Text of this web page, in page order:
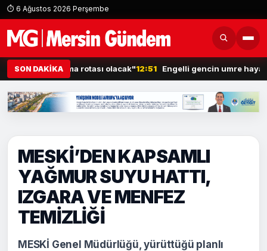
⏱ 6 Ağustos 2026 Perşembe
SON DAKİKA
kalkınma rotası olacak"12:51 Engelli gencin umre hayali
MESKİ’DEN KAPSAMLI
YAĞMUR SUYU HATTI,
IZGARA VE MENFEZ
TEMİZLİĞİ
MESKİ Genel Müdürlüğü, yürüttüğü planlı